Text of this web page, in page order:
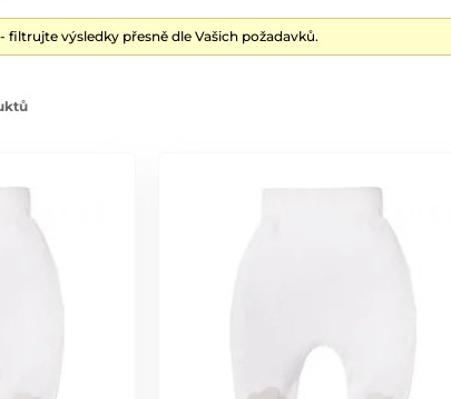
- filtrujte výsledky přesně dle Vašich požadavků.